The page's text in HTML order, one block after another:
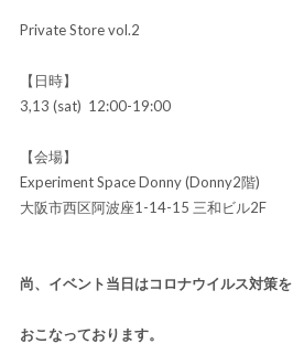
Private Store vol.2
【日時】
3,13 (sat) 12:00-19:00
【会場】
Experiment Space Donny (Donny2階)
大阪市西区阿波座1-14-15 三和ビル2F
尚、イベント当日はコロナウイルス対策を
おこなっております。